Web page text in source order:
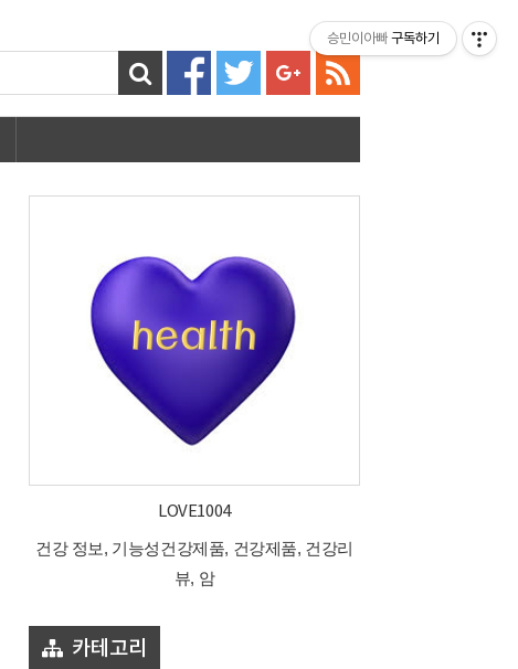
LOVE1004
건강 정보, 기능성건강제품, 건강제품, 건강리
뷰, 암
카테고리
승민이아빠 구독하기